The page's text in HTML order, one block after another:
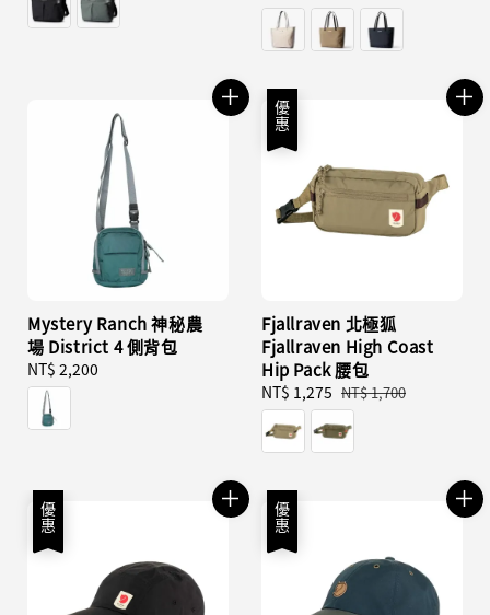
price
price
Mystery Ranch 神秘農
場 District 4 側背包
Regular
price
NT$ 2,200
優惠
Fjallraven 北極狐
Fjallraven High Coast
Hip Pack 腰包
Sale
price
NT$ 1,275 Regular
price
NT$ 1,700
優惠 優惠